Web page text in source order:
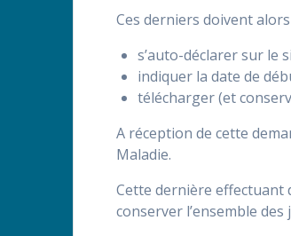
Ces derniers doivent alors
s’auto-déclarer sur le
indiquer la date de
télécharger (et
A réception de cette
Maladie.
Cette dernière effectuant
conserver l’ensemble